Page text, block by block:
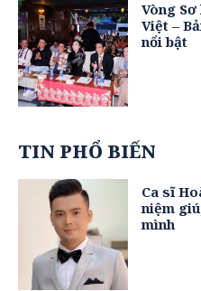
Vòng
Việt –
nổi bật
TIN PHỔ BIẾN
Ca sĩ
niệm
mình